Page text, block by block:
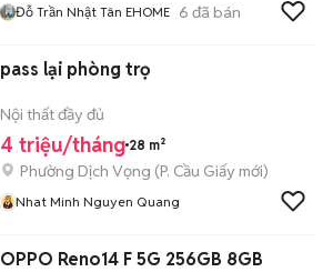
Đỗ Trần Nhật Tân EHOME 6 đã bán
pass lại phòng trọ
Nội thất đầy đủ
4 triệu/tháng 28 m²
Phường Dịch Vọng (P. Cầu Giấy mới)
Nhat Minh Nguyen Quang
OPPO Reno14 F 5G 256GB 8GB